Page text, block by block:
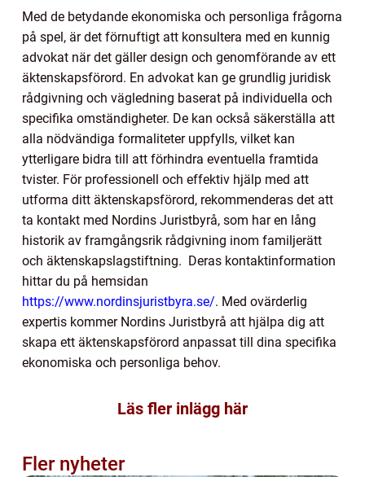
Med de betydande ekonomiska och personliga frågorna
på spel, är det förnuftigt att konsultera med en kunnig
advokat när det gäller design och genomförande av ett
äktenskapsförord. En advokat kan ge grundlig juridisk
rådgivning och vägledning baserat på individuella och
specifika omständigheter. De kan också säkerställa att
alla nödvändiga formaliteter uppfylls, vilket kan
ytterligare bidra till att förhindra eventuella framtida
tvister. För professionell och effektiv hjälp med att
utforma ditt äktenskapsförord, rekommenderas det att
ta kontakt med Nordins Juristbyrå, som har en lång
historik av framgångsrik rådgivning inom familjerätt
och äktenskapslagstiftning. Deras kontaktinformation
hittar du på hemsidan
https://www.nordinsjuristbyra.se/. Med ovärderlig
expertis kommer Nordins Juristbyrå att hjälpa dig att
skapa ett äktenskapsförord anpassat till dina specifika
ekonomiska och personliga behov.
Läs fler inlägg här
Fler nyheter